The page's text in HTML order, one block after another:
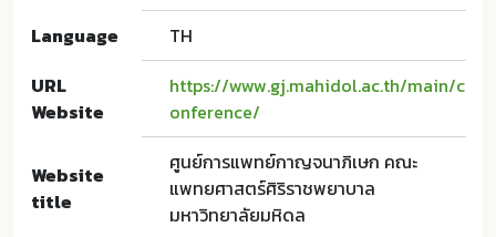
Language
TH
URL
Website
https://www.gj.mahidol.ac.th/main/c
onference/
Website
title
ศูนย์การแพทย์กาญจนาภิเษก คณะ
แพทยศาสตร์ศิริราชพยาบาล
มหาวิทยาลัยมหิดล